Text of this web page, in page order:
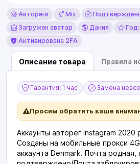
Автореги Mix
Загружен аватар
Дания
Активирована 2FA
Описание товара Правила
Гарантия: 1 час Замена
Просим обратить ваше
Аккаунты авторег Instagram 2020
Созданы на мобильные прокси
аккаунта Denmark. Почта родная,